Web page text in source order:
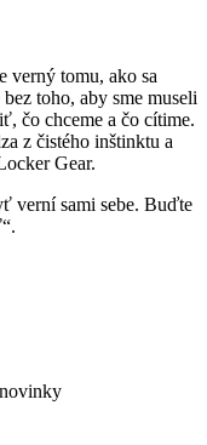
verný tomu, ako sa
toho, aby sme museli
čo chceme a čo cítime.
z čistého inštinktu a
Gear.
verní sami sebe. Buďte